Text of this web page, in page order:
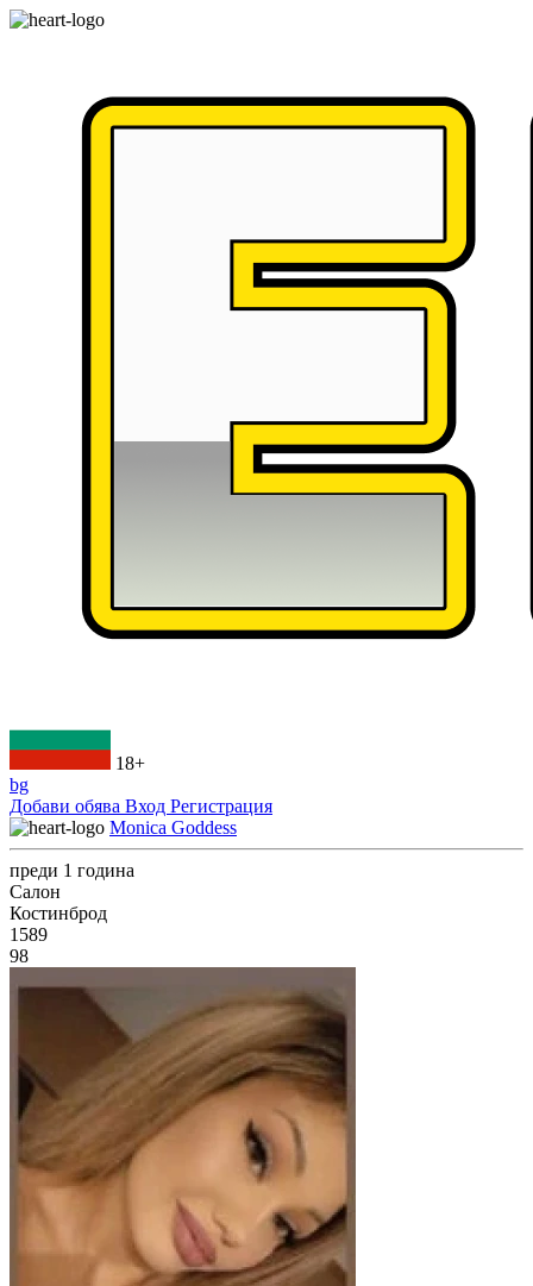
18+
bg
Добави обява Вход Регистрация
Monica Goddess
преди 1 година
Салон
Костинброд
1589
98